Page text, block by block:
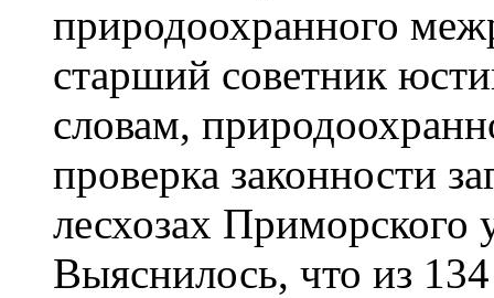
природоохранного
старший советник
словам,
проверка законности
лесхозах Приморского
Выяснилось, что из